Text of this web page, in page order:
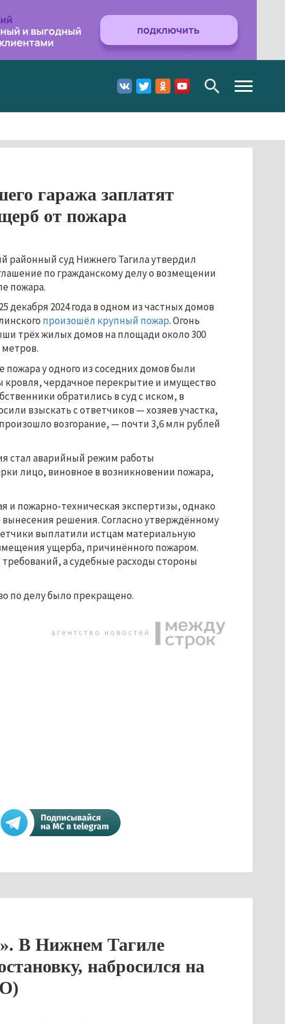
Toggle
navigation
гаража заплатят
от пожара
районный суд Нижнего Тагила утвердил
по гражданскому делу о возмещении
пожара.
декабря 2024 года в одном из частных домов
произошёл крупный пожар. Огонь
трёх жилых домов на площади около 300
пожара у одного из соседних домов были
кровля, чердачное перекрытие и имущество
обратились в суд с иском, в
взыскать с ответчиков — хозяев участка,
возгорание, — почти 3,6 млн рублей
стал аварийный режим работы
лицо, виновное в возникновении пожара,
и пожарно-техническая экспертизы, однако
решения. Согласно утверждённому
выплатили истцам материальную
ущерба, причинённого пожаром.
а судебные расходы стороны
по делу было прекращено.
В Нижнем Тагиле
набросился на